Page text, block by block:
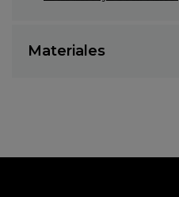
Materiales